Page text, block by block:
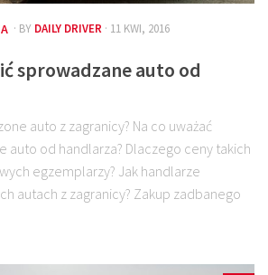
· BY DAILY DRIVER · 11 KWI, 2016
sprowadzane auto od
auto z zagranicy? Na co uważać
auto od handlarza? Dlaczego ceny takich
egzemplarzy? Jak handlarze
autach z zagranicy? Zakup zadbanego